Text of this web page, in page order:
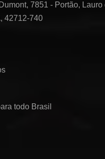
7851 - Portão, Lauro
42712-740
todo Brasil